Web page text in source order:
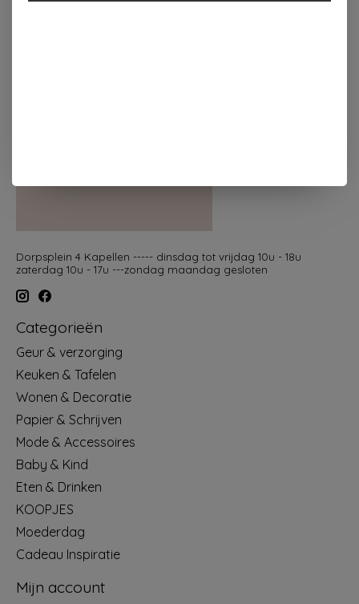
Dorpsplein 4 Kapellen ----- dinsdag tot vrijdag 10u - 18u
zaterdag 10u - 17u ---zondag maandag gesloten
Categorieën
Geur & verzorging
Keuken & Tafelen
Wonen & Decoratie
Papier & Schrijven
Mode & Accessoires
Baby & Kind
Eten & Drinken
KOOPJES
Moederdag
Cadeau Inspiratie
Mijn account